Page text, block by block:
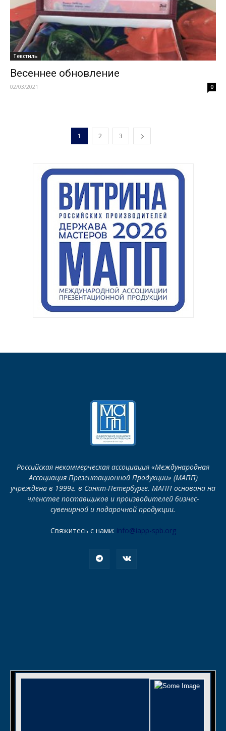
Текстиль
Весеннее обновление
02/03/2021 0
1 2 3
Российская некоммерческая ассоциация «Международная
Ассоциация Презентационной Продукции» (МАПП)
учреждена в 1999г. в Санкт-Петербурге. МАПП основана на
членстве поставщиков и производителей бизнес-
сувенирной и подарочной продукции.
Свяжитесь с нами: info@iapp-spb.org